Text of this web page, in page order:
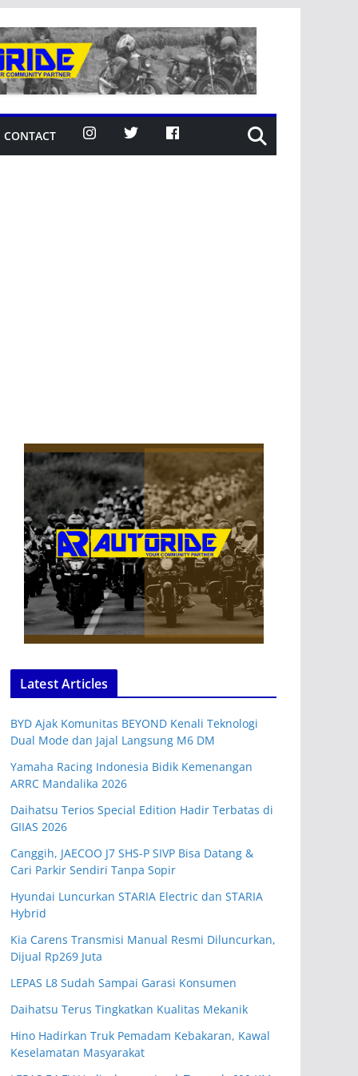
CONTACT
Latest Articles
BYD Ajak Komunitas BEYOND Kenali Teknologi
Dual Mode dan Jajal Langsung M6 DM
Yamaha Racing Indonesia Bidik Kemenangan
ARRC Mandalika 2026
Daihatsu Terios Special Edition Hadir Terbatas di
GIIAS 2026
Canggih, JAECOO J7 SHS-P SIVP Bisa Datang &
Cari Parkir Sendiri Tanpa Sopir
Hyundai Luncurkan STARIA Electric dan STARIA
Hybrid
Kia Carens Transmisi Manual Resmi Diluncurkan,
Dijual Rp269 Juta
LEPAS L8 Sudah Sampai Garasi Konsumen
Daihatsu Terus Tingkatkan Kualitas Mekanik
Hino Hadirkan Truk Pemadam Kebakaran, Kawal
Keselamatan Masyarakat